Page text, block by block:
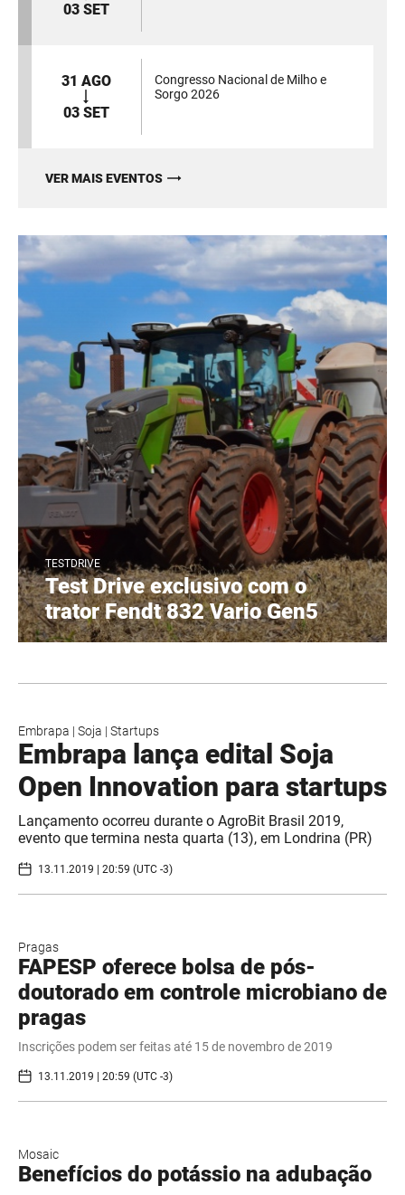
03 SET
31 AGO
03 SET
Congresso Nacional de Milho e
Sorgo 2026
VER MAIS EVENTOS
TESTDRIVE
Test Drive exclusivo com o
trator Fendt 832 Vario Gen5
Embrapa | Soja | Startups
Embrapa lança edital Soja
Open Innovation para startups
Lançamento ocorreu durante o AgroBit Brasil 2019,
evento que termina nesta quarta (13), em Londrina (PR)
13.11.2019 | 20:59 (UTC -3)
Pragas
FAPESP oferece bolsa de pós-
doutorado em controle microbiano de
pragas
Inscrições podem ser feitas até 15 de novembro de 2019
13.11.2019 | 20:59 (UTC -3)
Mosaic
Benefícios do potássio na adubação